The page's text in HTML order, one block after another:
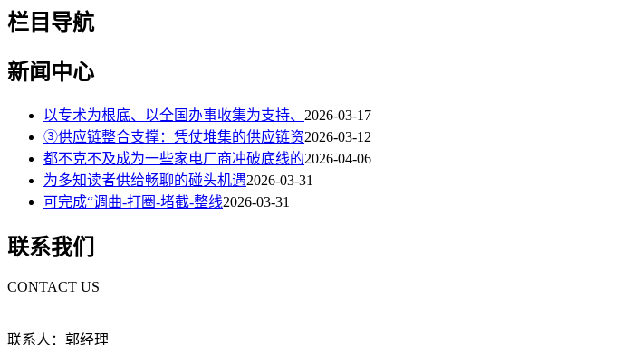
栏目导航
新闻中心
以专术为根底、以全国办事收集为支持、 2026-03-17
③供应链整合支撑：凭仗堆集的供应链资2026-03-12
都不克不及成为一些家电厂商冲破底线的2026-04-06
为多知读者供给畅聊的碰头机遇2026-03-31
可完成“调曲-打圈-堵截-整线2026-03-31
联系我们
CONTACT US
联系人：郭经理